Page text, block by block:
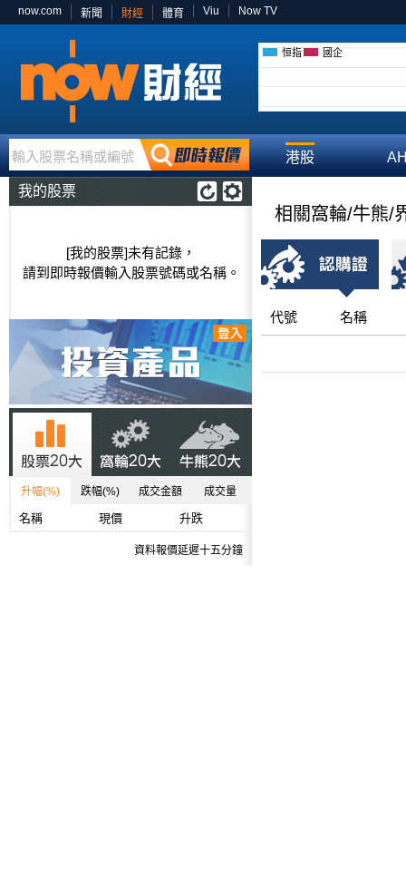
now.com 新聞 財經 體育 Viu Now TV
恒指 國企
輸入股票名稱或編號 港股
我的股票
[我的股票]未有記錄，
請到即時報價輸入股票號碼或名稱。
升幅(%) 跌幅(%) 成交金額 成交量
名稱 現價 升跌
資料報價延遲十五分鐘
相關窩輪/牛熊/
代號 名稱